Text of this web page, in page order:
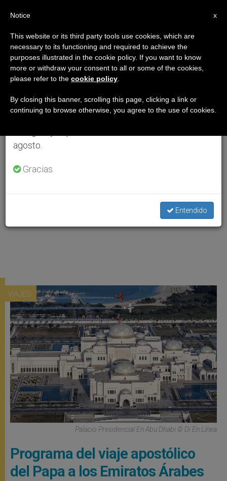
VIAJES
Palacio Presidencial En Abu Dhabi © Di En Línea
Programa del viaje apostólico
del Papa a los Emiratos Árabes
×
Aviso importante
Del 27 de julio al 7 de agosto haremos la pausa
anual, aprovechando que en el periodo de verano
se generan menos informaciones y también el
agosto.
Gracias.
Entendido
x
Notice
This website or its third party tools use cookies, which are
necessary to its functioning and required to achieve the
purposes illustrated in the cookie policy. If you want to know
more or withdraw your consent to all or some of the cookies,
please refer to the cookie policy
By closing this banner, scrolling this page, clicking a link or
continuing to browse otherwise, you agree to the use of cookies.